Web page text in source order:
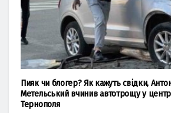
Пияк чи блогер? Як кажуть свідки,
Метельський вчинив автотрощу у
Тернополя